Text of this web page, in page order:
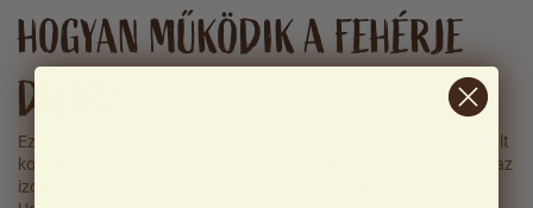
HOGYAN MŰKÖDIK A FEHÉRJE
DIÉTA?
Ez egy gondosan kiválasztott természetes hatóanyagokból készült
koktél. Hogy beleférjen a koktélruhába. Vagy hogy „meghackelje" az
izomnövekedést, és anélkül, hogy kínlódna a regeneráció során.